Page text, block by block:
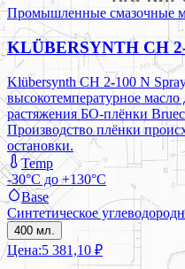
Промышленные смазочные
KLÜBERSYNTH CH
Klübersynth CH 2-100 N
высокотемпературное
растяжения БО-плёнки
Производство плёнки
остановки.
Temp
-30°C до +130°C
Base
Синтетическое
400 мл.
Цена:5 381,10 ₽